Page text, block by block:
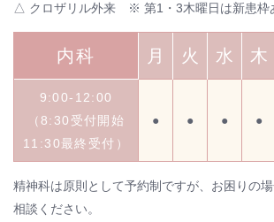
△ クロザリル外来 ※ 第1・3木曜日は新患枠
内科 月 火 水 木
9:00-12:00
（8:30受付開始
11:30最終受付）
● ● ● ●
精神科は原則として予約制ですが、お困りの
相談ください。